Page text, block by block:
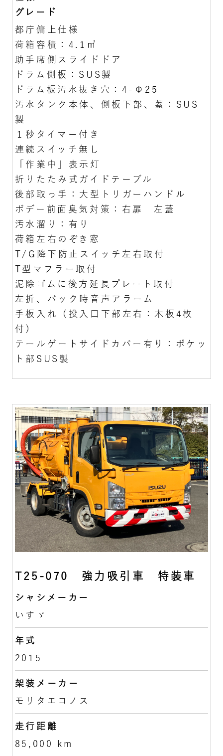
グレード
都庁傭上仕様
荷箱容積：4.1㎥
助手席側スライドドア
ドラム側板：SUS製
ドラム板汚水抜き穴：4-Φ25
汚水タンク本体、側板下部、蓋：SUS
製
１秒タイマー付き
連続スイッチ無し
「作業中」表示灯
折りたたみ式ガイドテーブル
後部取っ手：大型トリガーハンドル
ボデー前面臭気対策：右扉 左蓋
汚水溜り：有り
荷箱左右のぞき窓
T/G降下防止スイッチ左右取付
T型マフラー取付
泥除ゴムに後方延長プレート取付
左折、バック時音声アラーム
手板入れ（投入口下部左右：木板4枚
付）
テールゲートサイドカバー有り：ポケッ
ト部SUS製
T25-070 強力吸引車 特装車
シャシメーカー
いすゞ
年式
2015
架装メーカー
モリタエコノス
走行距離
85,000 km